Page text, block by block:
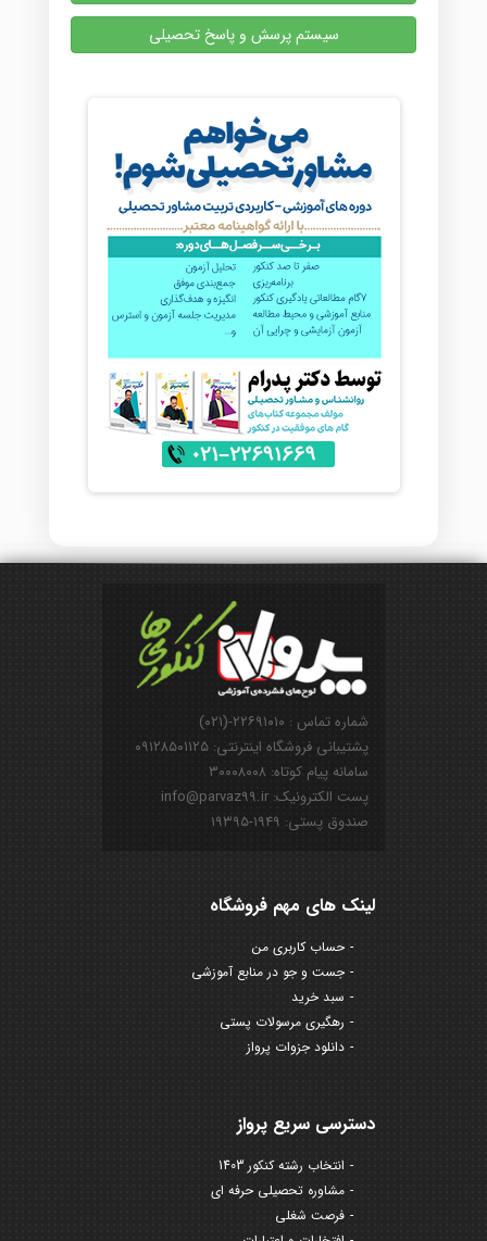
سیستم پرسش و پاسخ تحصیلی
شماره تماس : ۲۲۶۹۱۰۱۰-(۰۲۱)
پشتیبانی فروشگاه اینترنتی: ۰۹۱۲۸۵۰۱۱۲۵
سامانه پیام کوتاه: ۳۰۰۰۸۰۰۸
پست الکترونیک: info@parvaz99.ir
صندوق پستی: ۱۹۴۹-۱۹۳۹۵
لینک های مهم فروشگاه
حساب کاربری من
جست و جو در منابع آموزشی
سبد خرید
رهگیری مرسولات پستی
دانلود جزوات پرواز
دسترسی سریع پرواز
انتخاب رشته کنکور 1403
مشاوره تحصیلی حرفه ای
فرصت شغلی